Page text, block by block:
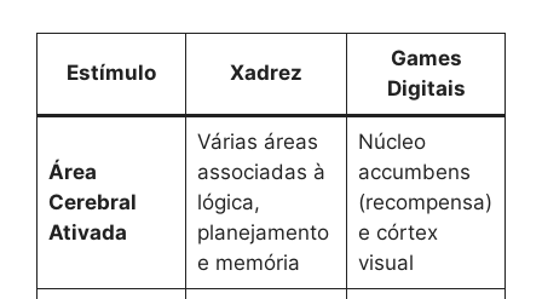
Estímulo Xadrez
Games
Digitais
Área
Cerebral
Ativada
Várias áreas
associadas à
lógica,
planejamento
e memória
Núcleo
accumbens
(recompensa)
e córtex
visual